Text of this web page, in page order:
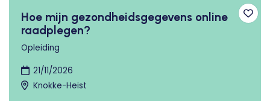
Hoe mijn gezondheidsgegevens online
raadplegen?
Opleiding
21/11/2026
Knokke-Heist